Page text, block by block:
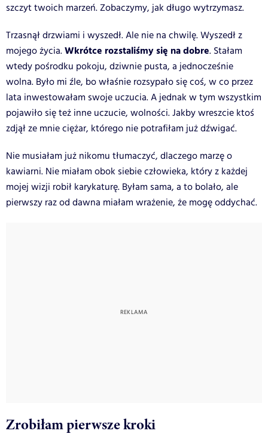
szczyt twoich marzeń. Zobaczymy, jak długo wytrzymasz.
Trzasnął drzwiami i wyszedł. Ale nie na chwilę. Wyszedł z
mojego życia.Wkrótce rozstaliśmy się na dobre. Stałam
wtedy pośrodku pokoju, dziwnie pusta, a jednocześnie
wolna. Było mi źle, bo właśnie rozsypało się coś, w co przez
lata inwestowałam swoje uczucia. A jednak w tym wszystkim
pojawiło się też inne uczucie, wolności. Jakby wreszcie ktoś
zdjął ze mnie ciężar, którego nie potrafiłam już dźwigać.
Nie musiałam już nikomu tłumaczyć, dlaczego marzę o
kawiarni. Nie miałam obok siebie człowieka, który z każdej
mojej wizji robił karykaturę. Byłam sama, a to bolało, ale
pierwszy raz od dawna miałam wrażenie, że mogę oddychać.
Zrobiłam pierwsze kroki